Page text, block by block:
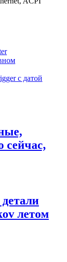
с датой
сейчас,
летом